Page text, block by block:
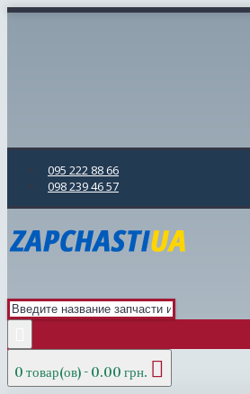
095 222 88 66
098 239 46 57
0 товар(ов) - 0.00 грн.